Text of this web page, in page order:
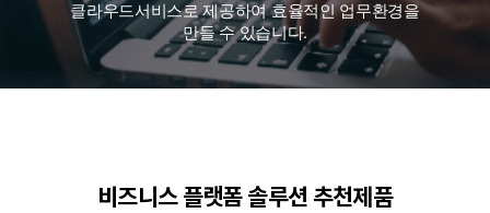
클라우드서비스로 제공하여 효율적인 업무환경을
만들 수 있습니다.
비즈니스 플랫폼 솔루션 추천제품